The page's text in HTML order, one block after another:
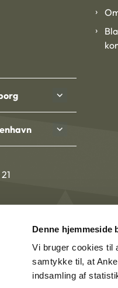
Denne hjemmeside
Vi bruger cookies til
samtykke til, at
indsamling af